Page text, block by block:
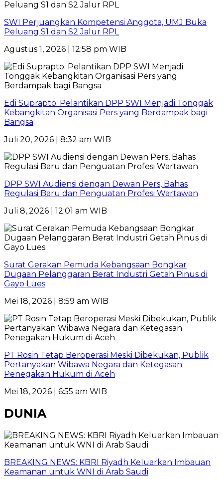
SWI Perjuangkan Kompetensi Anggota, UMJ Buka
Peluang S1 dan S2 Jalur RPL
Agustus 1, 2026 | 12:58 pm WIB
Edi Suprapto: Pelantikan DPP SWI Menjadi Tonggak
Kebangkitan Organisasi Pers yang Berdampak bagi
Bangsa
Juli 20, 2026 | 8:32 am WIB
DPP SWI Audiensi dengan Dewan Pers, Bahas
Regulasi Baru dan Penguatan Profesi Wartawan
Juli 8, 2026 | 12:01 am WIB
Surat Gerakan Pemuda Kebangsaan Bongkar
Dugaan Pelanggaran Berat Industri Getah Pinus di
Gayo Lues
Mei 18, 2026 | 8:59 am WIB
PT Rosin Tetap Beroperasi Meski Dibekukan, Publik
Pertanyakan Wibawa Negara dan Ketegasan
Penegakan Hukum di Aceh
Mei 18, 2026 | 6:55 am WIB
DUNIA
BREAKING NEWS: KBRI Riyadh Keluarkan Imbauan
Keamanan untuk WNI di Arab Saudi